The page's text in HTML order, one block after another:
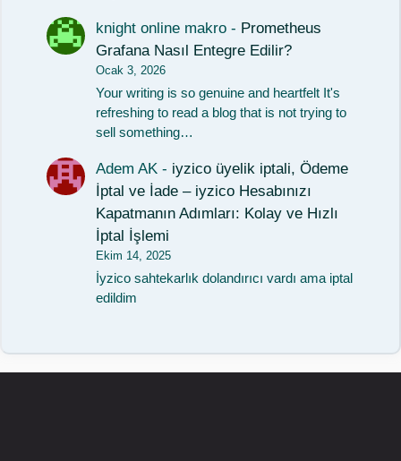
knight online makro - Prometheus
Grafana Nasıl Entegre Edilir?
Ocak 3, 2026
Your writing is so genuine and heartfelt It's
refreshing to read a blog that is not trying to
sell something…
Adem AK - iyzico üyelik iptali, Ödeme
İptal ve İade – iyzico Hesabınızı
Kapatmanın Adımları: Kolay ve Hızlı
İptal İşlemi
Ekim 14, 2025
İyzico sahtekarlık dolandırıcı vardı ama iptal
edildim